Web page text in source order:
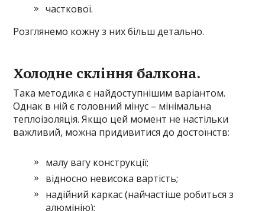
часткової.
Розглянемо кожну з них більш детально.
Холодне скління балкона.
Така методика є найдоступнішим варіантом.
Однак в ній є головний мінус – мінімальна
теплоізоляція. Якщо цей момент не настільки
важливий, можна придивитися до достоїнств:
малу вагу конструкції;
відносно невисока вартість;
надійний каркас (найчастіше робиться з
алюмінію);